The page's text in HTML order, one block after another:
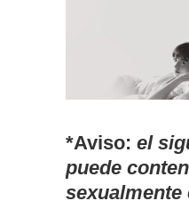
*Aviso: el
puede
sexualmente